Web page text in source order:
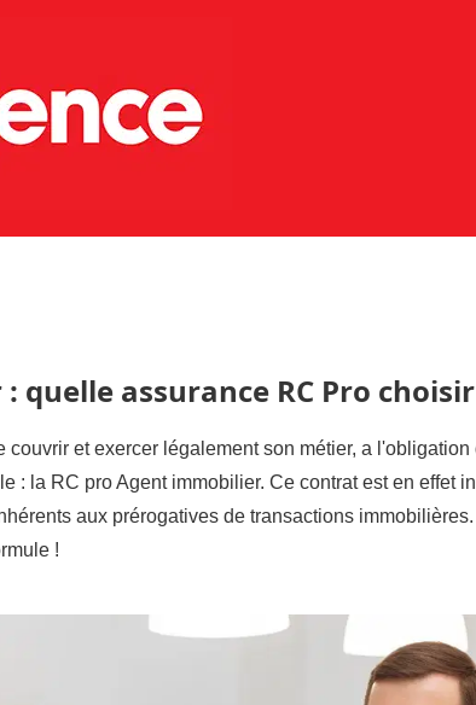
quelle assurance RC Pro
couvrir et exercer légalement son métier, a
: la RC pro Agent immobilier. Ce contrat est en effet
aux prérogatives de transactions
!